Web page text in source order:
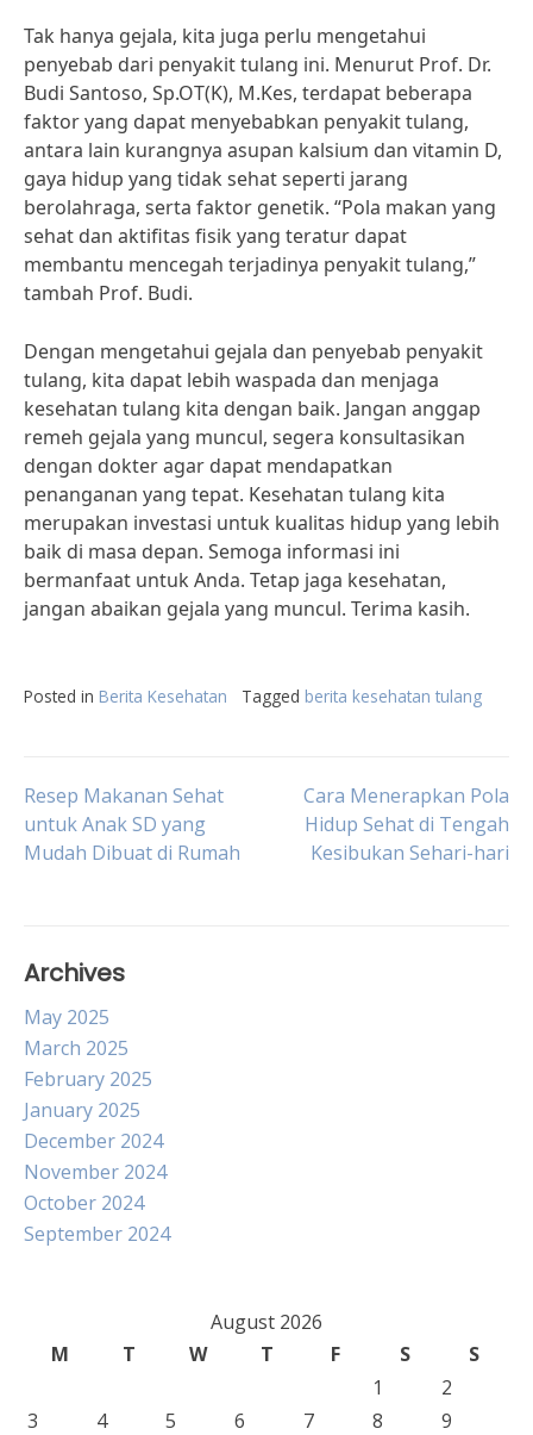
Tak hanya gejala, kita juga perlu mengetahui
penyebab dari penyakit tulang ini. Menurut Prof. Dr.
Budi Santoso, Sp.OT(K), M.Kes, terdapat beberapa
faktor yang dapat menyebabkan penyakit tulang,
antara lain kurangnya asupan kalsium dan vitamin D,
gaya hidup yang tidak sehat seperti jarang
berolahraga, serta faktor genetik. “Pola makan yang
sehat dan aktifitas fisik yang teratur dapat
membantu mencegah terjadinya penyakit tulang,”
tambah Prof. Budi.
Dengan mengetahui gejala dan penyebab penyakit
tulang, kita dapat lebih waspada dan menjaga
kesehatan tulang kita dengan baik. Jangan anggap
remeh gejala yang muncul, segera konsultasikan
dengan dokter agar dapat mendapatkan
penanganan yang tepat. Kesehatan tulang kita
merupakan investasi untuk kualitas hidup yang lebih
baik di masa depan. Semoga informasi ini
bermanfaat untuk Anda. Tetap jaga kesehatan,
jangan abaikan gejala yang muncul. Terima kasih.
Posted in Berita Kesehatan Tagged berita kesehatan tulang
Post
navigation
Resep Makanan Sehat
untuk Anak SD yang
Mudah Dibuat di Rumah
Cara Menerapkan Pola
Hidup Sehat di Tengah
Kesibukan Sehari-hari
Archives
May 2025
March 2025
February 2025
January 2025
December 2024
November 2024
October 2024
September 2024
August 2026
M
T W T F S
S
1
2
3
4 5 6 7 8
9